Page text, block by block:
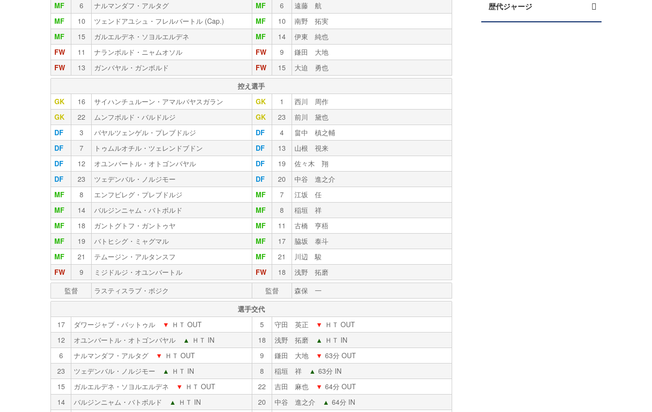
MF
6 ナルマンダフ・アルタグ MF 6
遠藤 航
MF
10 ツェンドアユシュ・フレルバートル (Cap.) MF 10
南野 拓実
MF
15 ガルエルデネ・ソヨルエルデネ MF 14
伊東 純也
FW
11 ナランボルド・ニャムオソル FW 9
鎌田 大地
FW
13 ガンバヤル・ガンボルド FW 15
大迫 勇也
控え選手
GK
16 サイハンチュルーン・アマルバヤスガラン GK 1
西川 周作
GK
22 ムンフボルド・バルドルジ GK 23
前川 黛也
DF
3 バヤルツェンゲル・プレブドルジ DF 4
畠中 槙之輔
DF
7 トゥムルオチル・ツェレンドブドン DF 13
山根 視来
DF
12 オユンバートル・オトゴンバヤル DF 19
佐々木 翔
DF
23 ツェデンバル・ノルジモー DF 20
中谷 進之介
MF
8 エンフビレグ・プレブドルジ MF 7
江坂 任
MF
14 バルジンニャム・バトボルド MF 8
稲垣 祥
MF
18 ガントグトフ・ガントゥヤ MF 11
古橋 亨梧
MF
19 バトヒシグ・ミャグマル MF 17
脇坂 泰斗
MF
21 テムージン・アルタンスフ MF 21
川辺 駿
FW
9 ミジドルジ・オユンバートル FW 18
浅野 拓磨
監督
ラスティスラブ・ボジク 監督
森保 一
選手交代
17
ダワージャブ・バットゥル ▼ ＨＴ OUT 5 守田 英正 ▼ ＨＴ OUT
12
オユンバートル・オトゴンバヤル ▲ ＨＴ IN 18 浅野 拓磨 ▲ ＨＴ IN
6
ナルマンダフ・アルタグ ▼ ＨＴ OUT 9 鎌田 大地 ▼ 63分 OUT
23
ツェデンバル・ノルジモー ▲ ＨＴ IN 8 稲垣 祥 ▲ 63分 IN
15
ガルエルデネ・ソヨルエルデネ ▼ ＨＴ OUT 22 吉田 麻也 ▼ 64分 OUT
14
バルジンニャム・バトボルド ▲ ＨＴ IN 20 中谷 進之介 ▲ 64分 IN
歴代ジャージ